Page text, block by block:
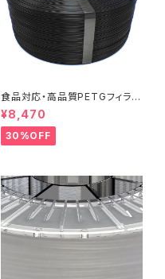
食品対応・高品質PETGフィラメ
ント『EasyFil ePETG（Bambu
Coil）』
¥8,470
30%OFF